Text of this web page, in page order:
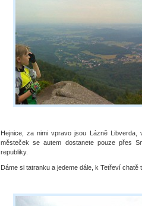
Hejnice, za nimi vpravo jsou Lázně
městeček se autem dostanete pouze přes
republiky.
Dáme si tatranku a jedeme dále, k Tetřeví chatě